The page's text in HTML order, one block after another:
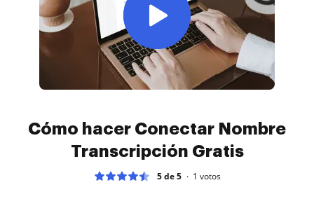
Cómo hacer Conectar Nombre
Transcripción Gratis
5 de 5 1 votos